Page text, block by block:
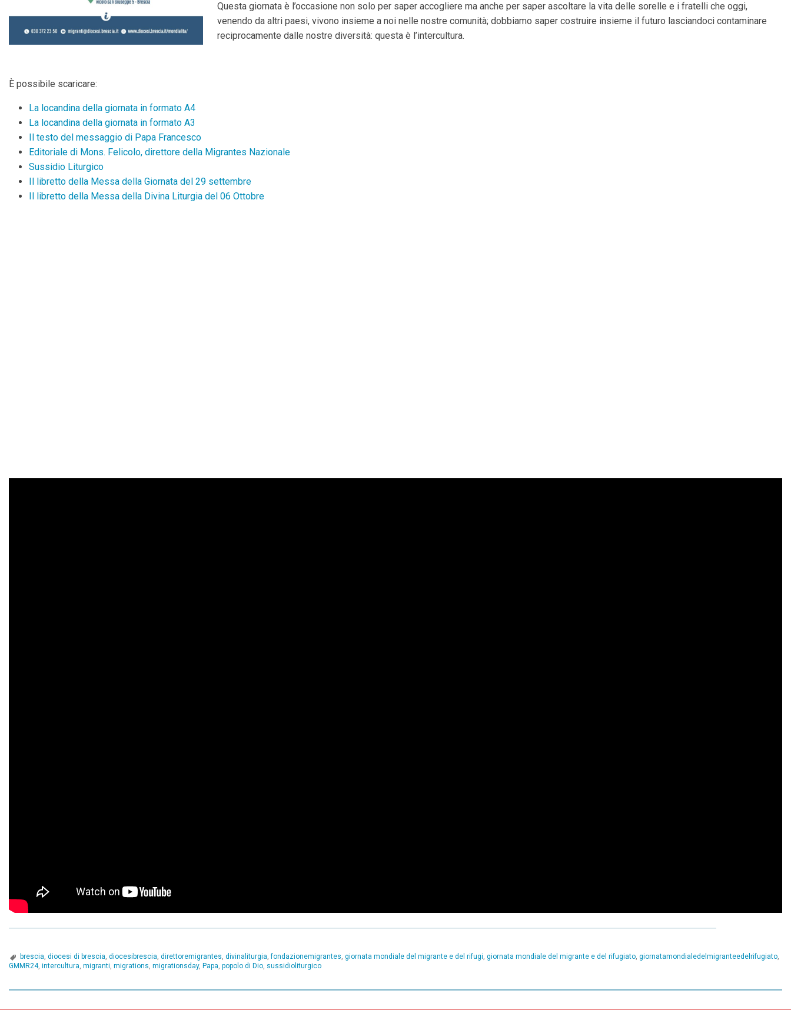
Questa giornata è l’occasione non solo per saper accogliere ma anche per saper ascoltare la vita delle sorelle e i fratelli che oggi,
venendo da altri paesi, vivono insieme a noi nelle nostre comunità; dobbiamo saper costruire insieme il futuro lasciandoci contaminare
reciprocamente dalle nostre diversità: questa è l’intercultura.
È possibile scaricare:
La locandina della giornata in formato A4
La locandina della giornata in formato A3
Il testo del messaggio di Papa Francesco
Editoriale di Mons. Felicolo, direttore della Migrantes Nazionale
Sussidio Liturgico
Il libretto della Messa della Giornata del 29 settembre
Il libretto della Messa della Divina Liturgia del 06 Ottobre
brescia diocesi di brescia diocesibrescia direttoremigrantes divinaliturgia ,fondazionemigrantes giornata mondiale del migrante e del rifugi giornata mondiale del migrante e del rifugiato giornatamondialedelmigranteedelrifugiato
GMMR24, intercultura migranti migrations migrationsday, Papa popolo di Dio sussidioliturgico